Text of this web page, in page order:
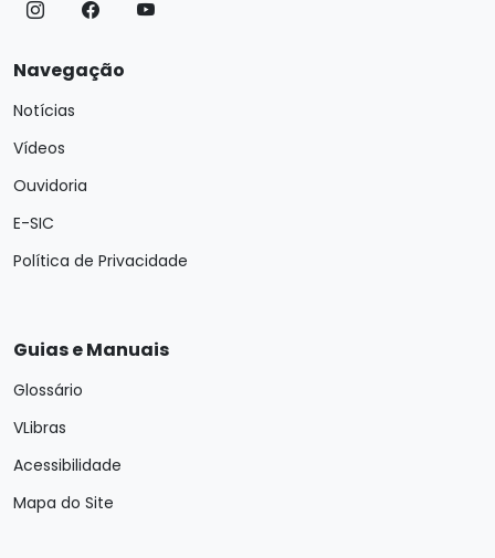
Navegação
Notícias
Vídeos
Ouvidoria
E-SIC
Política de Privacidade
Guias e Manuais
Glossário
VLibras
Acessibilidade
Mapa do Site